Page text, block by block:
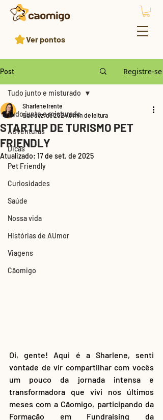
Ver pontos
Post Registre-se
Tudo junto e misturado
AUventuras
Dicas
Pet Friendly
Curiosidades
Saúde
Nossa vida
Histórias de AUmor
Viagens
Cãomigo
Tudo junto e misturado
STARTUP DE TURISMO PET
FRIENDLY
Sharlene Irente
6 de dez. de 20246 min de leitura
Atualizado: 17 de set. de 2025
Oi, gente! Aqui é a Sharlene, senti
vontade de vir compartilhar com vocês
um pouco da jornada intensa e
transformadora que vivi nos últimos
meses com a Cãomigo, participando da
Formação em Fundraising da